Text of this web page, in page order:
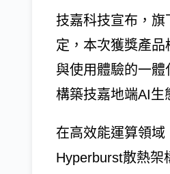
技嘉科技宣布，
定，本次獲獎產
與使用體驗的一
構築技嘉地端AI生
在高效能運算領
Hyperburst散熱架